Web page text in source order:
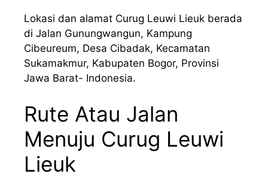
Lokasi dan alamat Curug Leuwi Lieuk berada
di Jalan Gunungwangun, Kampung
Cibeureum, Desa Cibadak, Kecamatan
Sukamakmur, Kabupaten Bogor, Provinsi
Jawa Barat- Indonesia.
Rute Atau Jalan
Menuju Curug Leuwi
Lieuk